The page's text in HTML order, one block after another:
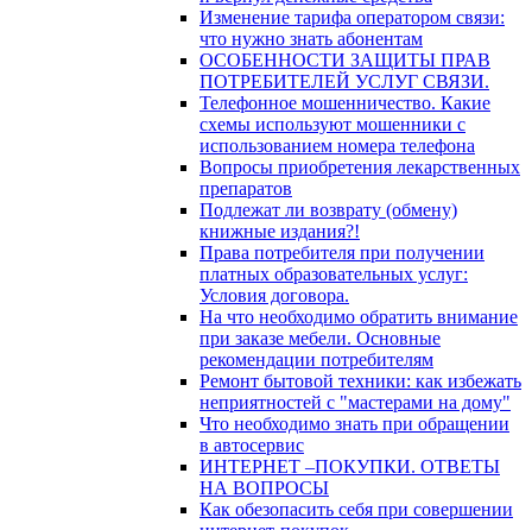
Изменение тарифа оператором связи:
что нужно знать абонентам
ОСОБЕННОСТИ ЗАЩИТЫ ПРАВ
ПОТРЕБИТЕЛЕЙ УСЛУГ СВЯЗИ.
Телефонное мошенничество. Какие
схемы используют мошенники с
использованием номера телефона
Вопросы приобретения лекарственных
препаратов
Подлежат ли возврату (обмену)
книжные издания?!
Права потребителя при получении
платных образовательных услуг:
Условия договора.
На что необходимо обратить внимание
при заказе мебели. Основные
рекомендации потребителям
Ремонт бытовой техники: как избежать
неприятностей с "мастерами на дому"
Что необходимо знать при обращении
в автосервис
ИНТЕРНЕТ –ПОКУПКИ. ОТВЕТЫ
НА ВОПРОСЫ
Как обезопасить себя при совершении